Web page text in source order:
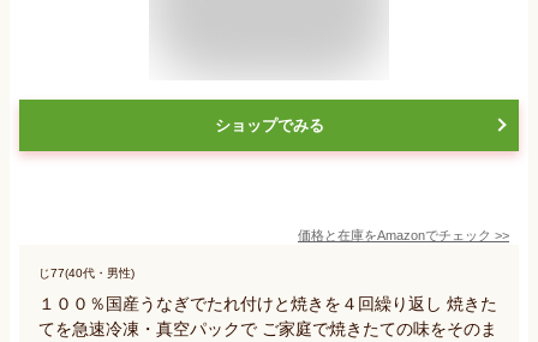
ショップでみる
価格と在庫をAmazonでチェック >>
じ77(40代・男性)
１００％国産うなぎでたれ付けと焼きを４回繰り返し 焼きた
てを急速冷凍・真空パックで ご家庭で焼きたての味をそのま